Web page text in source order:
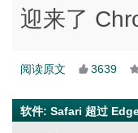
迎来了
阅读原文 3639
软件: Safari 超过